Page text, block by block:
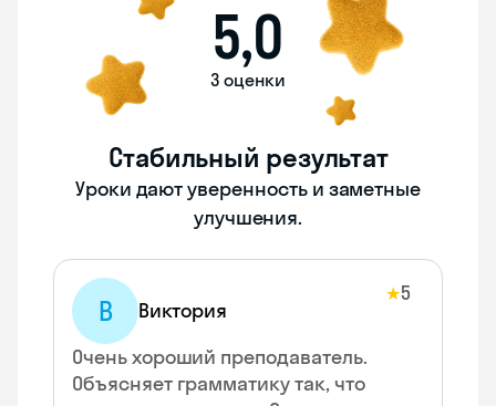
5,0
3 оценки
Стабильный результат
Уроки дают уверенность и заметные
улучшения.
В Виктория
★5
Очень хороший преподаватель.
Объясняет грамматику так, что